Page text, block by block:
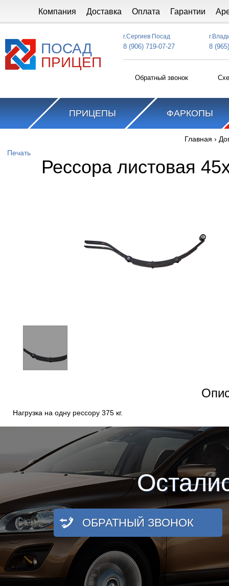
Компания Доставка Оплата Гарантии
ПОСАД
ПРИЦЕП
г.Сергиев Посад
8 (906) 719-07-27 8
Обратный звонок
ПРИЦЕПЫ ФАРКОПЫ
Главная ›
Печать
Рессора листовая
Нагрузка на одну рессору 375 кг.
ОБРАТНЫЙ ЗВОНОК